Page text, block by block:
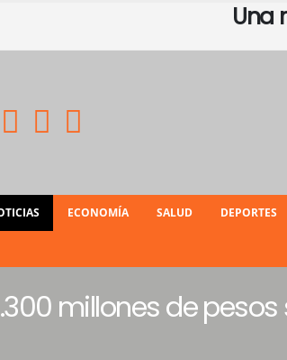
Una
ECONOMÍA SALUD DEPORTES
millones de